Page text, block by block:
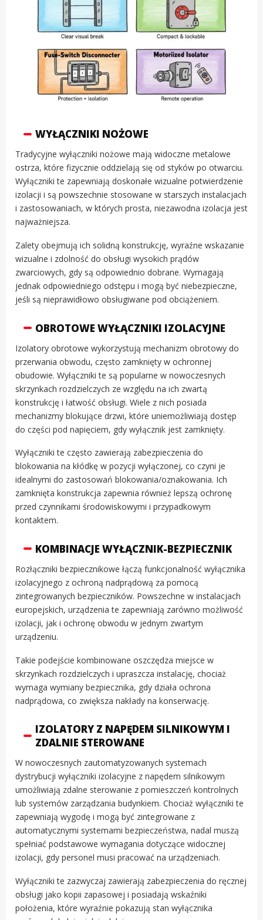
WYŁĄCZNIKI NOŻOWE
Tradycyjne wyłączniki nożowe mają widoczne metalowe
ostrza, które fizycznie oddzielają się od styków po otwarciu.
Wyłączniki te zapewniają doskonałe wizualne potwierdzenie
izolacji i są powszechnie stosowane w starszych instalacjach
i zastosowaniach, w których prosta, niezawodna izolacja jest
najważniejsza.
Zalety obejmują ich solidną konstrukcję, wyraźne wskazanie
wizualne i zdolność do obsługi wysokich prądów
zwarciowych, gdy są odpowiednio dobrane. Wymagają
jednak odpowiedniego odstępu i mogą być niebezpieczne,
jeśli są nieprawidłowo obsługiwane pod obciążeniem.
OBROTOWE WYŁĄCZNIKI IZOLACYJNE
Izolatory obrotowe wykorzystują mechanizm obrotowy do
przerwania obwodu, często zamknięty w ochronnej
obudowie. Wyłączniki te są popularne w nowoczesnych
skrzynkach rozdzielczych ze względu na ich zwartą
konstrukcję i łatwość obsługi. Wiele z nich posiada
mechanizmy blokujące drzwi, które uniemożliwiają dostęp
do części pod napięciem, gdy wyłącznik jest zamknięty.
Wyłączniki te często zawierają zabezpieczenia do
blokowania na kłódkę w pozycji wyłączonej, co czyni je
idealnymi do zastosowań blokowania/oznakowania. Ich
zamknięta konstrukcja zapewnia również lepszą ochronę
przed czynnikami środowiskowymi i przypadkowym
kontaktem.
KOMBINACJE WYŁĄCZNIK-BEZPIECZNIK
Rozłączniki bezpiecznikowe łączą funkcjonalność wyłącznika
izolacyjnego z ochroną nadprądową za pomocą
zintegrowanych bezpieczników. Powszechne w instalacjach
europejskich, urządzenia te zapewniają zarówno możliwość
izolacji, jak i ochronę obwodu w jednym zwartym
urządzeniu.
Takie podejście kombinowane oszczędza miejsce w
skrzynkach rozdzielczych i upraszcza instalację, chociaż
wymaga wymiany bezpiecznika, gdy działa ochrona
nadprądowa, co zwiększa nakłady na konserwację.
IZOLATORY Z NAPĘDEM SILNIKOWYM I
ZDALNIE STEROWANE
W nowoczesnych zautomatyzowanych systemach
dystrybucji wyłączniki izolacyjne z napędem silnikowym
umożliwiają zdalne sterowanie z pomieszczeń kontrolnych
lub systemów zarządzania budynkiem. Chociaż wyłączniki te
zapewniają wygodę i mogą być zintegrowane z
automatycznymi systemami bezpieczeństwa, nadal muszą
spełniać podstawowe wymagania dotyczące widocznej
izolacji, gdy personel musi pracować na urządzeniach.
Wyłączniki te zazwyczaj zawierają zabezpieczenia do ręcznej
obsługi jako kopii zapasowej i posiadają wskaźniki
położenia, które wyraźnie pokazują stan wyłącznika